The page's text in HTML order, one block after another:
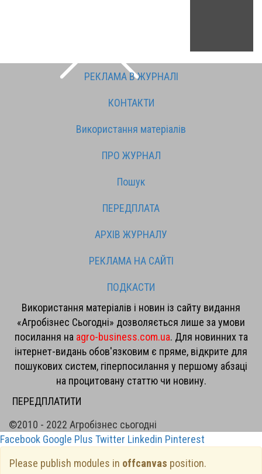
РЕКЛАМА В ЖУРНАЛІ
КОНТАКТИ
Використання матеріалів
ПРО ЖУРНАЛ
Пошук
ПЕРЕДПЛАТА
АРХІВ ЖУРНАЛУ
РЕКЛАМА НА САЙТІ
ПОДКАСТИ
Використання матеріалів і новин із сайту видання
«Агробізнес Сьогодні» дозволяється лише за умови
посилання на agro-business.com.ua. Для новинних та
інтернет-видань обов'язковим є пряме, відкрите для
пошукових систем, гіперпосилання у першому абзаці
на процитовану статтю чи новину.
ПЕРЕДПЛАТИТИ
©2010 - 2022 Агробізнес сьогодні
Facebook Google Plus Twitter Linkedin Pinterest
Please publish modules in offcanvas position.